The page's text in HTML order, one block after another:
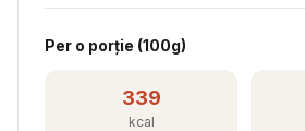
Per o porție (100g)
339
kcal